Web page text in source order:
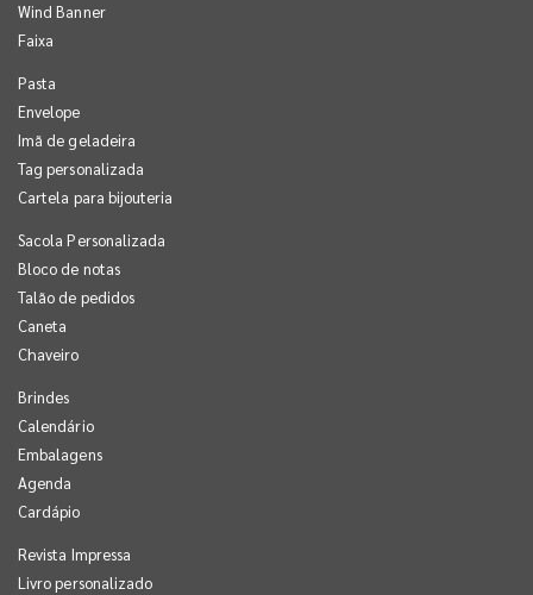
Wind Banner
Faixa
Pasta
Envelope
Imã de geladeira
Tag personalizada
Cartela para bijouteria
Sacola Personalizada
Bloco de notas
Talão de pedidos
Caneta
Chaveiro
Brindes
Calendário
Embalagens
Agenda
Cardápio
Revista Impressa
Livro personalizado